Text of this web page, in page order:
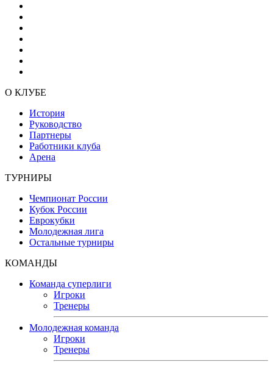
О КЛУБЕ
История
Руководство
Партнеры
Работники клуба
Арена
ТУРНИРЫ
Чемпионат России
Кубок России
Еврокубки
Молодежная лига
Остальные турниры
КОМАНДЫ
Команда суперлиги
Игроки
Тренеры
Молодежная команда
Игроки
Тренеры